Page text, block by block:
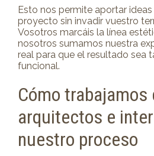
Esto nos permite aportar
proyecto sin invadir vuestro
Vosotros marcáis la línea
nosotros sumamos nuestra
real para que el resultado sea
funcional.
Cómo trabajamos
arquitectos e
nuestro proceso